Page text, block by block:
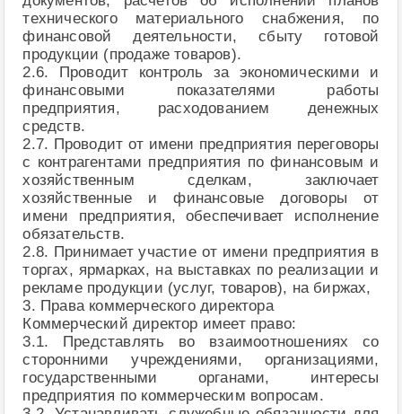
технического материального снабжения, по
финансовой деятельности, сбыту готовой
продукции (продаже товаров).
2.6. Проводит контроль за экономическими и
финансовыми показателями работы
предприятия, расходованием денежных
средств.
2.7. Проводит от имени предприятия переговоры
с контрагентами предприятия по финансовым и
хозяйственным сделкам, заключает
хозяйственные и финансовые договоры от
имени предприятия, обеспечивает исполнение
обязательств.
2.8. Принимает участие от имени предприятия в
торгах, ярмарках, на выставках по реализации и
рекламе продукции (услуг, товаров), на биржах,
3. Права коммерческого директора
Коммерческий директор имеет право:
3.1. Представлять во взаимоотношениях со
сторонними учреждениями, организациями,
государственными органами, интересы
предприятия по коммерческим вопросам.